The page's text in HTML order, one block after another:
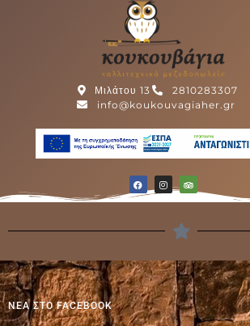
Μιλάτου 13
2810283307
info@koukouvagiaher.gr
ΝΕΑ ΣΤΟ FACEBOOK